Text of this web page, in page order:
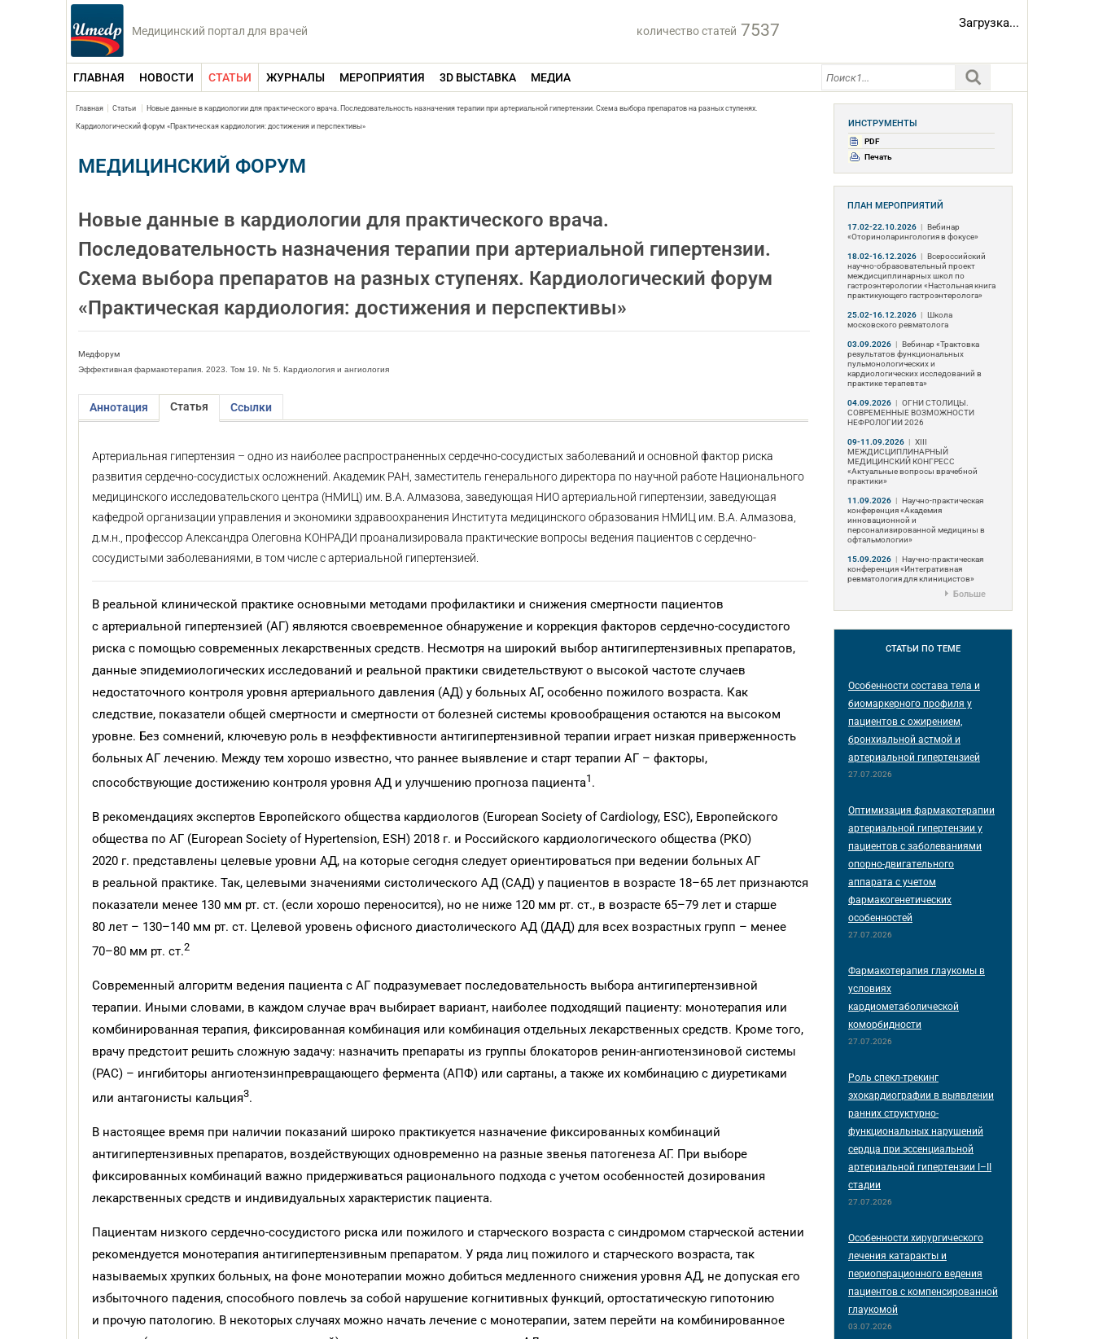
Медицинский портал для врачей количество статей 7537 Загрузка...
ГЛАВНАЯ НОВОСТИ СТАТЬИ ЖУРНАЛЫ МЕРОПРИЯТИЯ 3D ВЫСТАВКА МЕДИА
Главная Статьи Новые данные в кардиологии для практического врача. Последовательность назначения терапии при артериальной гипертензии. Схема выбора препаратов на разных ступенях.
Кардиологический форум «Практическая кардиология: достижения и перспективы»
МЕДИЦИНСКИЙ ФОРУМ
Новые данные в кардиологии для практического врача.
Последовательность назначения терапии при артериальной гипертензии.
Схема выбора препаратов на разных ступенях. Кардиологический форум
«Практическая кардиология: достижения и перспективы»
Медфорум
Эффективная фармакотерапия. 2023. Том 19. № 5. Кардиология и ангиология
Аннотация Статья Ссылки
Артериальная гипертензия – одно из наиболее распространенных сердечно-сосудистых заболеваний и основной фактор риска
развития сердечно-сосудистых осложнений. Академик РАН, заместитель генерального директора по научной работе Национального
медицинского исследовательского центра (НМИЦ) им. В.А. Алмазова, заведующая НИО артериальной гипертензии, заведующая
кафедрой организации управления и экономики здравоохранения Института медицинского образования НМИЦ им. В.А. Алмазова,
д.м.н., профессор Александра Олеговна КОНРАДИ проанализировала практические вопросы ведения пациентов с сердечно-
сосудистыми заболеваниями, в том числе с артериальной гипертензией.
В реальной клинической прак­тике основными методами профилактики и снижения смертности пациентов
с артериальной гипертензией (АГ) являются своевременное обнаружение и коррекция факторов сердечно-сосудистого
риска с помощью современных лекарственных средств. Несмотря на широкий выбор антигипертензивных препаратов,
данные эпидемиологических исследований и реальной практики свидетельствуют о высокой частоте случаев
недостаточного контроля уровня артериального давления (АД) у больных АГ, особенно пожилого возраста. Как
следствие, показатели общей смертности и смертности от болезней системы кровообращения остаются на высоком
уровне. Без сомнений, ключевую роль в неэффективности антигипертензивной терапии играет низкая приверженность
больных АГ лечению. Между тем хорошо известно, что раннее выявление и старт терапии АГ – факторы,
способствующие достижению контроля уровня АД и улучшению прогноза пациента1 .
В рекомендациях экспертов Европейского общества кардиологов (European Society of Cardiology, ESC), Европейского
общества по АГ (European Society of Hypertension, ESH) 2018 г. и Российского кардиологического общества (РКО)
2020 г. представлены целевые уровни АД, на которые сегодня следует ориентироваться при ведении больных АГ
в реальной практике. Так, целевыми значениями систолического АД (САД) у пациентов в возрасте 18–65 лет признаются
показатели менее 130 мм рт. ст. (если хорошо переносится), но не ниже 120 мм рт. ст., в возрасте 65–79 лет и старше
80 лет – 130–140 мм рт. ст. Целевой уровень офисного диастолического АД (ДАД) для всех возрастных групп – менее
70–80 мм рт. ст.2
Современный алгоритм ведения пациента с АГ подразумевает последовательность выбора антигипертензивной
терапии. Иными словами, в каждом случае врач выбирает вариант, наиболее подходящий пациенту: монотерапия или
комбинированная терапия, фиксированная комбинация или комбинация отдельных лекарственных средств. Кроме того,
врачу предстоит решить сложную задачу: назначить препараты из группы блокаторов ренин-ангиотензиновой системы
(РАС) – ингибиторы ангиотензинпревращающего фермента (АПФ) или сартаны, а также их комбинацию с диуретиками
или антагонисты кальция3.
В настоящее время при наличии показаний широко практикуется назначение фиксированных комбинаций
антигипертензивных препаратов, воздействующих одновременно на разные звенья патогенеза АГ. При выборе
фиксированных комбинаций важно придерживаться рационального подхода с учетом особенностей дозирования
лекарственных средств и индивидуальных характеристик пациента.
Пациентам низкого сердечно-сосудистого риска или пожилого и старческого возраста с синдромом старческой астении
рекомендуется монотерапия антигипертензивным препаратом. У ряда лиц пожилого и старческого возраста, так
называемых хрупких больных, на фоне монотерапии можно добиться медленного снижения уровня АД, не допуская его
избыточного падения, способного повлечь за собой нарушение когнитивных функций, ортостатическую гипотонию
и прочую патологию. В некоторых случаях можно начать лечение с монотерапии, затем перейти на комбинированное
ИНСТРУМЕНТЫ
PDF
Печать
ПЛАН МЕРОПРИЯТИЙ
17.02-22.10.2026 | Вебинар
«Оториноларингология в фокусе»
18.02-16.12.2026 | Всероссийский
научно-образовательный проект
междисциплинарных школ по
гастроэнтерологии «Настольная книга
практикующего гастроэнтеролога»
25.02-16.12.2026 | Школа
московского ревматолога
03.09.2026 | Вебинар «Трактовка
результатов функциональных
пульмонологических и
кардиологических исследований в
практике терапевта»
04.09.2026 | ОГНИ СТОЛИЦЫ.
СОВРЕМЕННЫЕ ВОЗМОЖНОСТИ
НЕФРОЛОГИИ 2026
09-11.09.2026 | ХIII
МЕЖДИСЦИПЛИНАРНЫЙ
МЕДИЦИНСКИЙ КОНГРЕСС
«Актуальные вопросы врачебной
практики»
11.09.2026 | Научно-практическая
конференция «Академия
инновационной и
персонализированной медицины в
офтальмологии»
15.09.2026 | Научно-практическая
конференция «Интегративная
ревматология для клиницистов»
Больше
СТАТЬИ ПО ТЕМЕ
Особенности состава тела и
биомаркерного профиля у
пациентов с ожирением,
бронхиальной астмой и
артериальной гипертензией
27.07.2026
Оптимизация фармакотерапии
артериальной гипертензии у
пациентов с заболеваниями
опорно-двигательного
аппарата с учетом
фармакогенетических
особенностей
27.07.2026
Фармакотерапия глаукомы в
условиях
кардиометаболической
коморбидности
27.07.2026
Роль спекл-трекинг
эхокардиографии в выявлении
ранних структурно-
функциональных нарушений
сердца при эссенциальной
артериальной гипертензии I–II
стадии
27.07.2026
Особенности хирургического
лечения катаракты и
периоперационного ведения
пациентов с компенсированной
глаукомой
03.07.2026